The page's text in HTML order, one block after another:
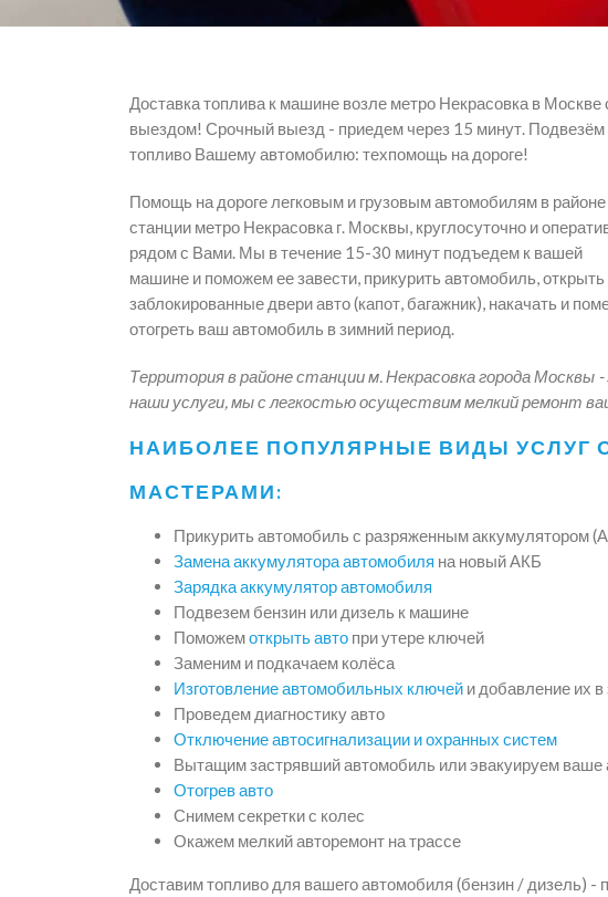
Доставка топлива к машине возле метро Некрасовка в Москве
выездом! Срочный выезд - приедем через 15 минут. Подвезём
топливо Вашему автомобилю: техпомощь на дороге!
Помощь на дороге легковым и грузовым автомобилям в районе
станции метро Некрасовка г. Москвы, круглосуточно и
рядом с Вами. Мы в течение 15-30 минут подъедем к вашей
машине и поможем ее завести, прикурить автомобиль, открыть
заблокированные двери авто (капот, багажник), накачать и
отогреть ваш автомобиль в зимний период.
Территория в районе станции м. Некрасовка города Москвы
наши услуги, мы с легкостью осуществим мелкий ремонт
НАИБОЛЕЕ ПОПУЛЯРНЫЕ ВИДЫ
МАСТЕРАМИ:
Прикурить автомобиль с разряженным аккумулятором
Замена аккумулятора автомобиля на новый АКБ
Зарядка аккумулятор автомобиля
Подвезем бензин или дизель к машине
Поможемоткрыть авто при утере ключей
Заменим и подкачаем колёса
Изготовление автомобильных ключей и добавление их
Проведем диагностику авто
Отключение автосигнализации и охранных систем
Вытащим застрявший автомобиль или эвакуируем ваше
Отогрев авто
Снимем секретки с колес
Окажем мелкий авторемонт на трассе
Доставим топливо для вашего автомобиля (бензин / дизель) -